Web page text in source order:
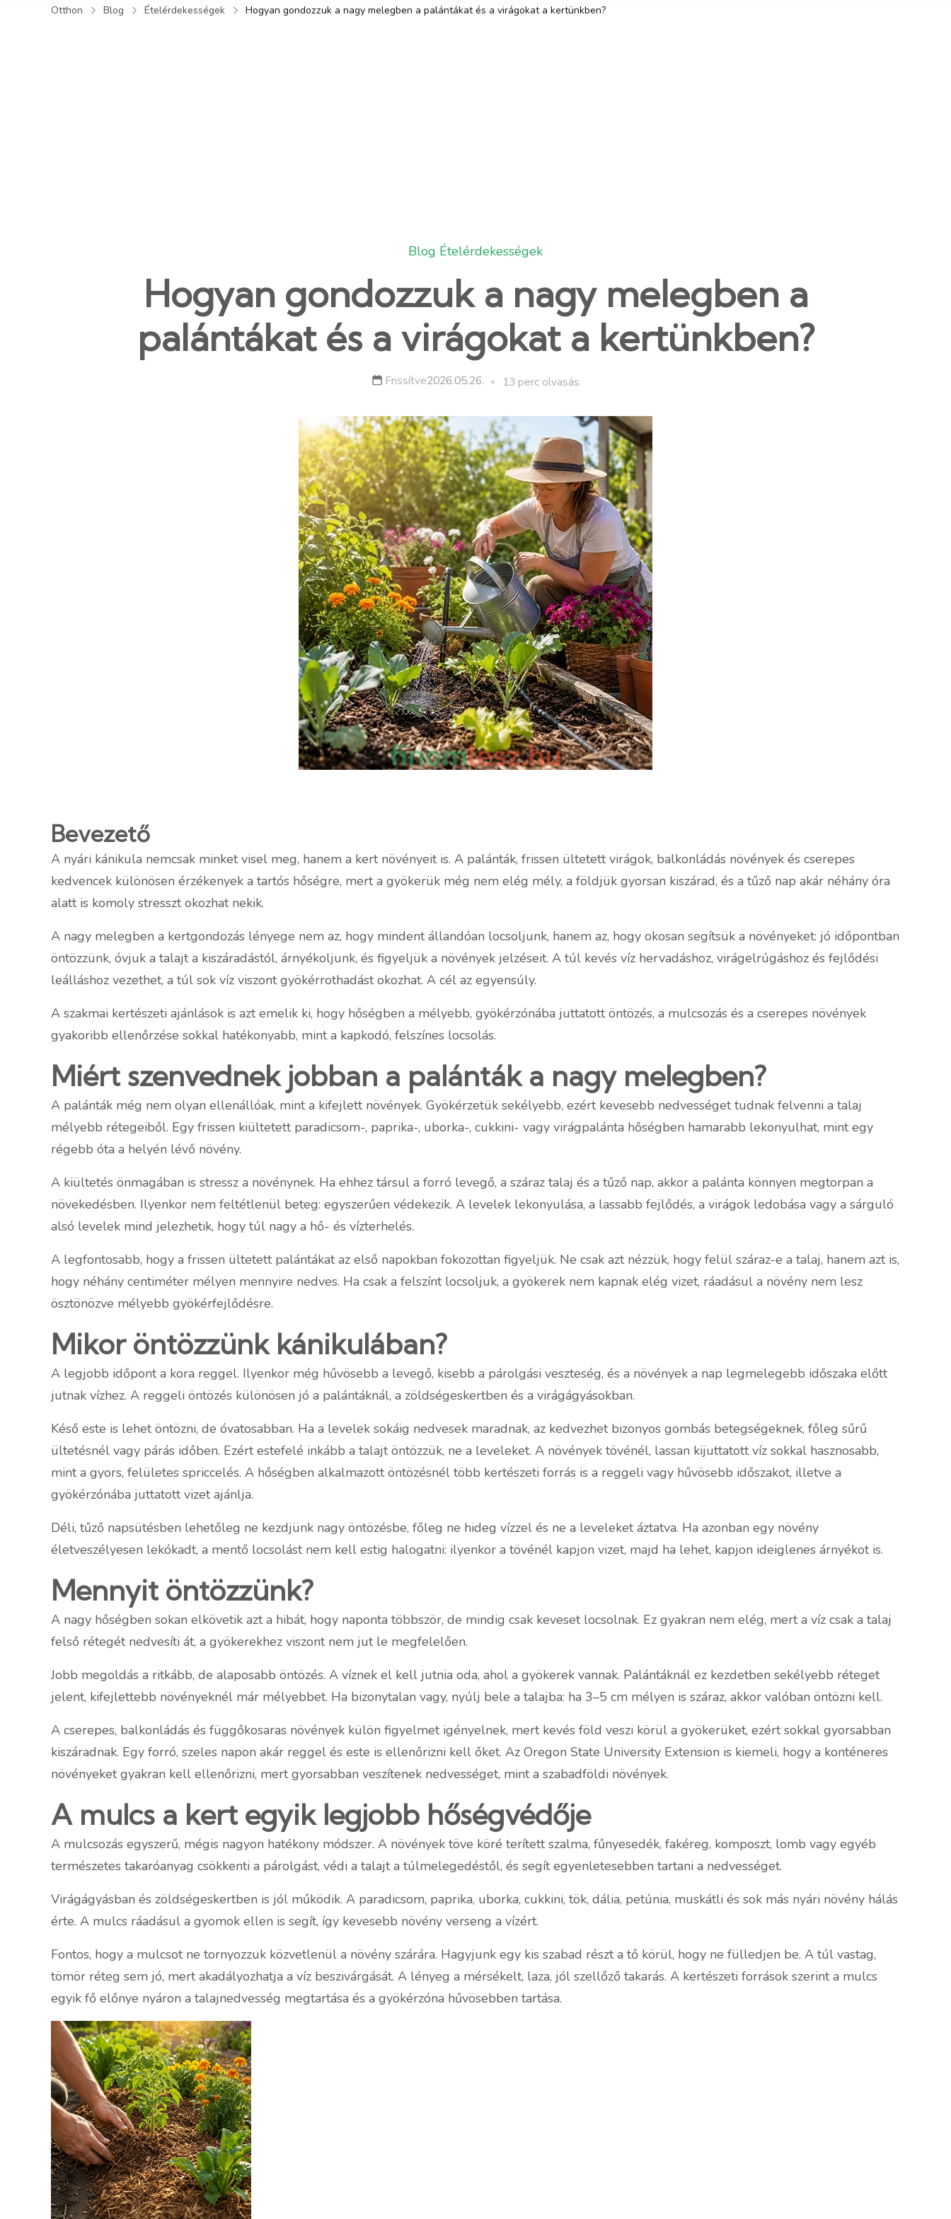
Otthon Blog Ételérdekességek Hogyan gondozzuk a nagy melegben a palántákat és a virágokat a kertünkben?
Blog Ételérdekességek
Hogyan gondozzuk a nagy melegben a
palántákat és a virágokat a kertünkben?
Frissítve2026.05.26. 13 perc olvasás
Bevezető
A nyári kánikula nemcsak minket visel meg, hanem a kert növényeit is. A palánták, frissen ültetett virágok, balkonládás növények és cserepes
kedvencek különösen érzékenyek a tartós hőségre, mert a gyökerük még nem elég mély, a földjük gyorsan kiszárad, és a tűző nap akár néhány óra
alatt is komoly stresszt okozhat nekik.
A nagy melegben a kertgondozás lényege nem az, hogy mindent állandóan locsoljunk, hanem az, hogy okosan segítsük a növényeket: jó időpontban
öntözzünk, óvjuk a talajt a kiszáradástól, árnyékoljunk, és figyeljük a növények jelzéseit. A túl kevés víz hervadáshoz, virágelrúgáshoz és fejlődési
leálláshoz vezethet, a túl sok víz viszont gyökérrothadást okozhat. A cél az egyensúly.
A szakmai kertészeti ajánlások is azt emelik ki, hogy hőségben a mélyebb, gyökérzónába juttatott öntözés, a mulcsozás és a cserepes növények
gyakoribb ellenőrzése sokkal hatékonyabb, mint a kapkodó, felszínes locsolás.
Miért szenvednek jobban a palánták a nagy melegben?
A palánták még nem olyan ellenállóak, mint a kifejlett növények. Gyökérzetük sekélyebb, ezért kevesebb nedvességet tudnak felvenni a talaj
mélyebb rétegeiből. Egy frissen kiültetett paradicsom-, paprika-, uborka-, cukkini- vagy virágpalánta hőségben hamarabb lekonyulhat, mint egy
régebb óta a helyén lévő növény.
A kiültetés önmagában is stressz a növénynek. Ha ehhez társul a forró levegő, a száraz talaj és a tűző nap, akkor a palánta könnyen megtorpan a
növekedésben. Ilyenkor nem feltétlenül beteg: egyszerűen védekezik. A levelek lekonyulása, a lassabb fejlődés, a virágok ledobása vagy a sárguló
alsó levelek mind jelezhetik, hogy túl nagy a hő- és vízterhelés.
A legfontosabb, hogy a frissen ültetett palántákat az első napokban fokozottan figyeljük. Ne csak azt nézzük, hogy felül száraz-e a talaj, hanem azt is,
hogy néhány centiméter mélyen mennyire nedves. Ha csak a felszínt locsoljuk, a gyökerek nem kapnak elég vizet, ráadásul a növény nem lesz
ösztönözve mélyebb gyökérfejlődésre.
Mikor öntözzünk kánikulában?
A legjobb időpont a kora reggel. Ilyenkor még hűvösebb a levegő, kisebb a párolgási veszteség, és a növények a nap legmelegebb időszaka előtt
jutnak vízhez. A reggeli öntözés különösen jó a palántáknál, a zöldségeskertben és a virágágyásokban.
Késő este is lehet öntözni, de óvatosabban. Ha a levelek sokáig nedvesek maradnak, az kedvezhet bizonyos gombás betegségeknek, főleg sűrű
ültetésnél vagy párás időben. Ezért estefelé inkább a talajt öntözzük, ne a leveleket. A növények tövénél, lassan kijuttatott víz sokkal hasznosabb,
mint a gyors, felületes spriccelés. A hőségben alkalmazott öntözésnél több kertészeti forrás is a reggeli vagy hűvösebb időszakot, illetve a
gyökérzónába juttatott vizet ajánlja.
Déli, tűző napsütésben lehetőleg ne kezdjünk nagy öntözésbe, főleg ne hideg vízzel és ne a leveleket áztatva. Ha azonban egy növény
életveszélyesen lekókadt, a mentő locsolást nem kell estig halogatni: ilyenkor a tövénél kapjon vizet, majd ha lehet, kapjon ideiglenes árnyékot is.
Mennyit öntözzünk?
A nagy hőségben sokan elkövetik azt a hibát, hogy naponta többször, de mindig csak keveset locsolnak. Ez gyakran nem elég, mert a víz csak a talaj
felső rétegét nedvesíti át, a gyökerekhez viszont nem jut le megfelelően.
Jobb megoldás a ritkább, de alaposabb öntözés. A víznek el kell jutnia oda, ahol a gyökerek vannak. Palántáknál ez kezdetben sekélyebb réteget
jelent, kifejlettebb növényeknél már mélyebbet. Ha bizonytalan vagy, nyúlj bele a talajba: ha 3–5 cm mélyen is száraz, akkor valóban öntözni kell.
A cserepes, balkonládás és függőkosaras növények külön figyelmet igényelnek, mert kevés föld veszi körül a gyökerüket, ezért sokkal gyorsabban
kiszáradnak. Egy forró, szeles napon akár reggel és este is ellenőrizni kell őket. Az Oregon State University Extension is kiemeli, hogy a konténeres
növényeket gyakran kell ellenőrizni, mert gyorsabban veszítenek nedvességet, mint a szabadföldi növények.
A mulcs a kert egyik legjobb hőségvédője
A mulcsozás egyszerű, mégis nagyon hatékony módszer. A növények töve köré terített szalma, fűnyesedék, fakéreg, komposzt, lomb vagy egyéb
természetes takaróanyag csökkenti a párolgást, védi a talajt a túlmelegedéstől, és segít egyenletesebben tartani a nedvességet.
Virágágyásban és zöldségeskertben is jól működik. A paradicsom, paprika, uborka, cukkini, tök, dália, petúnia, muskátli és sok más nyári növény hálás
érte. A mulcs ráadásul a gyomok ellen is segít, így kevesebb növény verseng a vízért.
Fontos, hogy a mulcsot ne tornyozzuk közvetlenül a növény szárára. Hagyjunk egy kis szabad részt a tő körül, hogy ne fülledjen be. A túl vastag,
tömör réteg sem jó, mert akadályozhatja a víz beszivárgását. A lényeg a mérsékelt, laza, jól szellőző takarás. A kertészeti források szerint a mulcs
egyik fő előnye nyáron a talajnedvesség megtartása és a gyökérzóna hűvösebben tartása.